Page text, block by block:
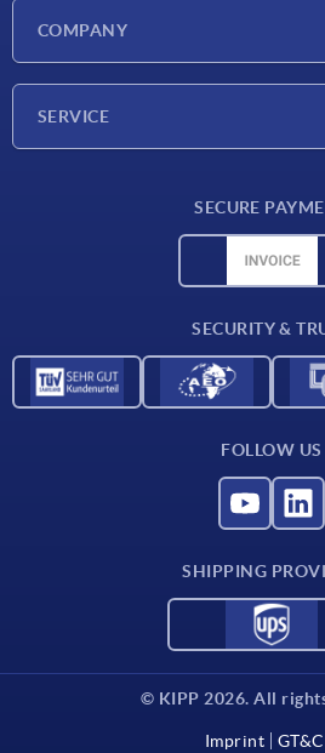
COMPANY
SERVICE
SECURE
SECURITY &
FOLLOW US
SHIPPING
© KIPP 2026. All
Imprint GT&C